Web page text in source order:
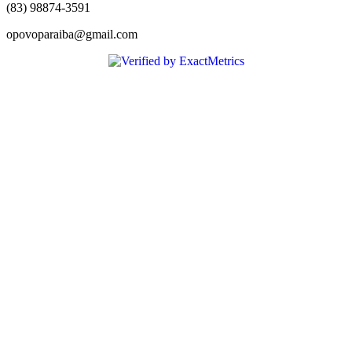
(83) 98874-3591
opovoparaiba@gmail.com